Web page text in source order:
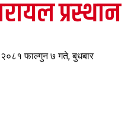
प्रस्थान
२०८१ फाल्गुन ७ गते, बुधबार